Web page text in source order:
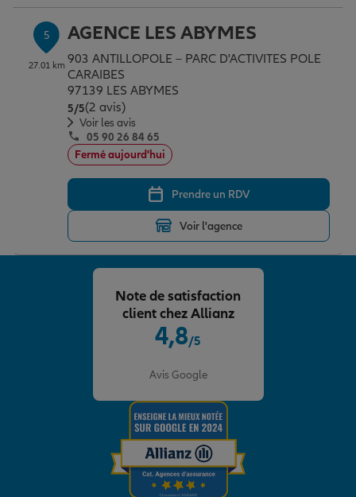
5
27.01 km
AGENCE LES ABYMES
903 ANTILLOPOLE – PARC D'ACTIVITES POLE
CARAIBES
97139 LES ABYMES
5/5Note de 5 sur 5
(2 avis)
Voir les avis
05 90 26 84 65
Fermé aujourd'hui
Prendre un RDV
Voir l'agence
4,8/5
Avis Google
Note de satisfaction
client chez Allianz